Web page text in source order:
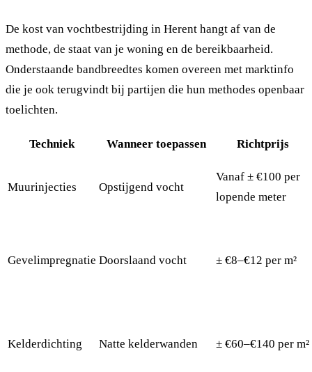
De kost van vochtbestrijding in Herent hangt af van de
methode, de staat van je woning en de bereikbaarheid.
Onderstaande bandbreedtes komen overeen met marktinfo
die je ook terugvindt bij partijen die hun methodes openbaar
toelichten.
Techniek Wanneer toepassen Richtprijs
Muurinjecties Opstijgend vocht
Vanaf ± €100 per
lopende meter
Gevelimpregnatie Doorslaand vocht ± €8–€12 per m²
Kelderdichting Natte kelderwanden ± €60–€140 per m²